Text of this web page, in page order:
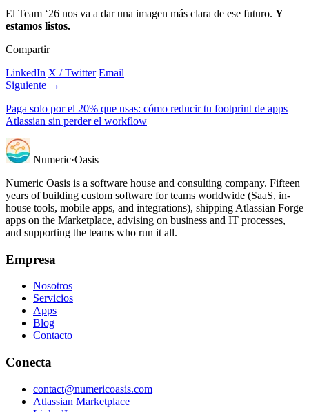
El Team ‘26 nos va a dar una imagen más clara de ese futuro. Y
estamos listos.
Compartir
LinkedIn X / Twitter Email
Siguiente →
Paga solo por el 20% que usas: cómo reducir tu footprint de apps
Atlassian sin perder el workflow
Numeric·Oasis
Numeric Oasis is a software house and consulting company. Fifteen
years of building custom software for teams worldwide (SaaS, in-
house tools, mobile apps, and integrations), shipping Atlassian Forge
apps on the Marketplace, advising on business and IT processes,
and supporting the teams who run it all.
Empresa
Nosotros
Servicios
Apps
Blog
Contacto
Conecta
contact@numericoasis.com
Atlassian Marketplace